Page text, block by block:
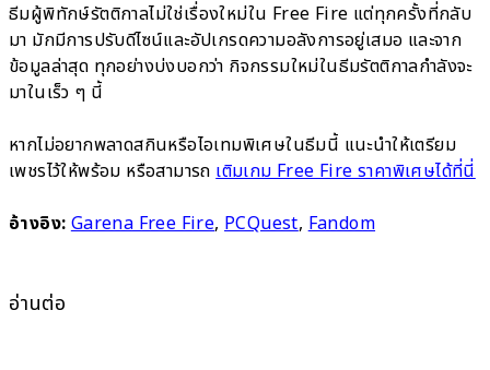
ธีมผู้พิทักษ์รัตติกาลไม่ใช่เรื่องใหม่ใน Free Fire แต่ทุกครั้งที่กลับ
มา มักมีการปรับดีไซน์และอัปเกรดความอลังการอยู่เสมอ และจาก
ข้อมูลล่าสุด ทุกอย่างบ่งบอกว่า กิจกรรมใหม่ในธีมรัตติกาลกำลังจะ
มาในเร็ว ๆ นี้
หากไม่อยากพลาดสกินหรือไอเทมพิเศษในธีมนี้ แนะนำให้เตรียม
เพชรไว้ให้พร้อม หรือสามารถเติมเกม Free Fire ราคาพิเศษได้ที่นี่
อ้างอิง: Garena Free Fire,PCQuest,Fandom
อ่านต่อ